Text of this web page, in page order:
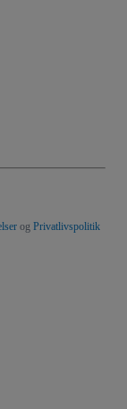
og Privatlivspolitik